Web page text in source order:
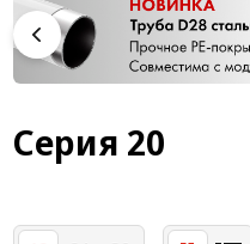
Модульная трубная
Кабельные короба
Конвейерная фурнитура
Система линейного
Серия 20